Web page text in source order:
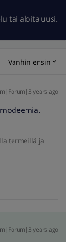
tai aloita uusi.
Vanhin ensin
years ago
termeillä ja
years ago